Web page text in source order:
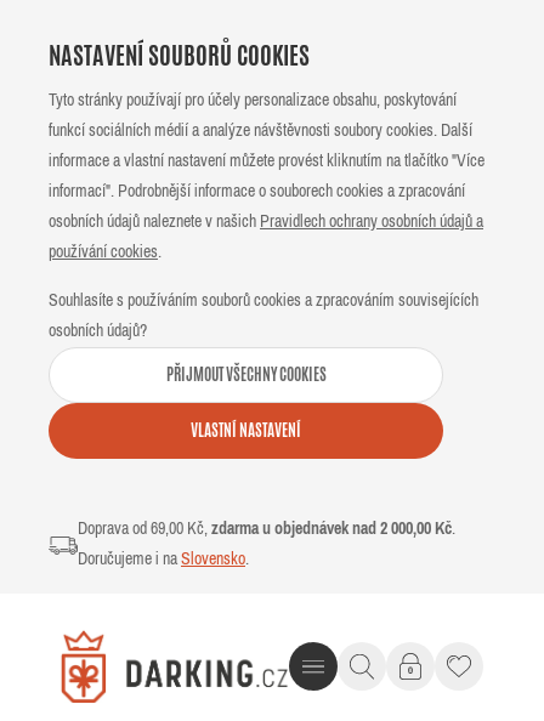
NASTAVENÍ SOUBORŮ COOKIES
Tyto stránky používají pro účely personalizace obsahu, poskytování
funkcí sociálních médií a analýze návštěvnosti soubory cookies. Další
informace a vlastní nastavení můžete provést kliknutím na tlačítko "Více
informací". Podrobnější informace o souborech cookies a zpracování
osobních údajů naleznete v našich Pravidlech ochrany osobních údajů a
používání cookies.
Souhlasíte s používáním souborů cookies a zpracováním souvisejících
osobních údajů?
PŘIJMOUT VŠECHNY COOKIES
VLASTNÍ NASTAVENÍ
Doprava od 69,00 Kč,zdarma u objednávek nad 2 000,00 Kč.
Doručujeme i naSlovensko.